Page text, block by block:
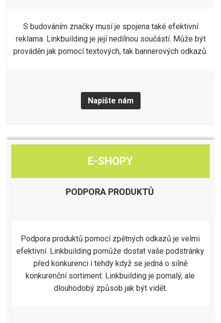
S budováním značky musí je spojena také efektivní
reklama. Linkbuilding je její nedílnou součástí. Může být
prováděn jak pomocí textových, tak bannerových odkazů.
Napište nám
E-SHOPY
PODPORA PRODUKTŮ
Podpora produktů pomocí zpětných odkazů je velmi
efektivní. Linkbuilding pomůže dostat vaše podstránky
před konkurenci i tehdy když se jedná o silně
konkurenční sortiment. Linkbuilding je pomalý, ale
dlouhodobý způsob jak být vidět.